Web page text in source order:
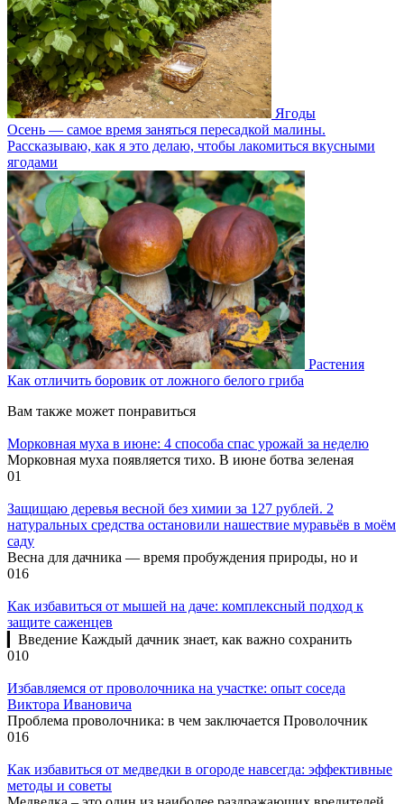
Ягоды
Осень — самое время заняться пересадкой малины.
Рассказываю, как я это делаю, чтобы лакомиться вкусными
ягодами
Растения
Как отличить боровик от ложного белого гриба
Вам также может понравиться
Морковная муха в июне: 4 способа спас урожай за неделю
Морковная муха появляется тихо. В июне ботва зеленая
01
Защищаю деревья весной без химии за 127 рублей. 2
натуральных средства остановили нашествие муравьёв в моём
саду
Весна для дачника — время пробуждения природы, но и
016
Как избавиться от мышей на даче: комплексный подход к
защите саженцев
▎Введение Каждый дачник знает, как важно сохранить
010
Избавляемся от проволочника на участке: опыт соседа
Виктора Ивановича
Проблема проволочника: в чем заключается Проволочник
016
Как избавиться от медведки в огороде навсегда: эффективные
методы и советы